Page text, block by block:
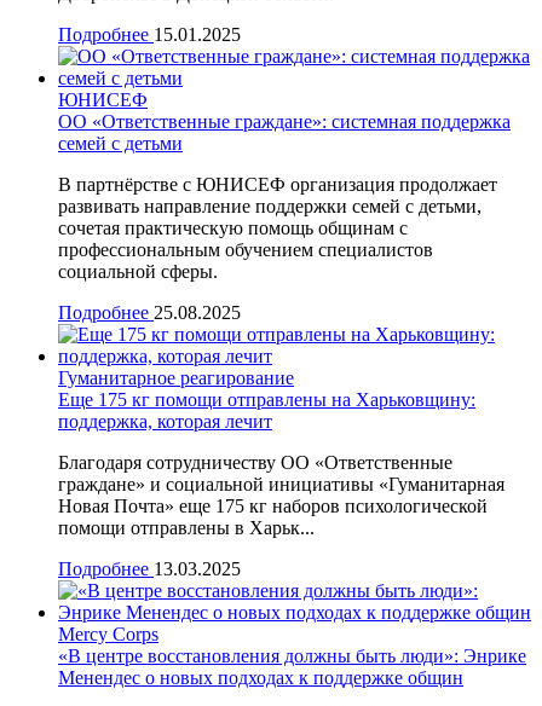
Подробнее 15.01.2025
ЮНИСЕФ
ОО «Ответственные граждане»: системная поддержка
семей с детьми
В партнёрстве с ЮНИСЕФ организация продолжает
развивать направление поддержки семей с детьми,
сочетая практическую помощь общинам с
профессиональным обучением специалистов
социальной сферы.
Подробнее 25.08.2025
Гуманитарное реагирование
Еще 175 кг помощи отправлены на Харьковщину:
поддержка, которая лечит
Благодаря сотрудничеству ОО «Ответственные
граждане» и социальной инициативы «Гуманитарная
Новая Почта» еще 175 кг наборов психологической
помощи отправлены в Харьк...
Подробнее 13.03.2025
Mercy Corps
«В центре восстановления должны быть люди»: Энрике
Менендес о новых подходах к поддержке общин